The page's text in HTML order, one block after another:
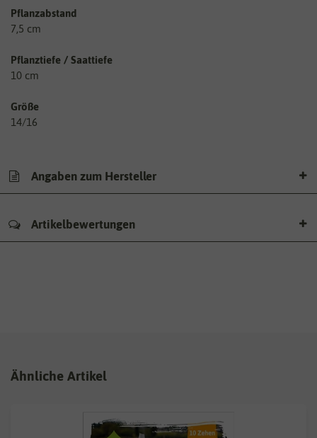
Pflanzabstand
7,5 cm
Pflanztiefe / Saattiefe
10 cm
Größe
14/16
Angaben zum Hersteller
Artikelbewertungen
Ähnliche Artikel